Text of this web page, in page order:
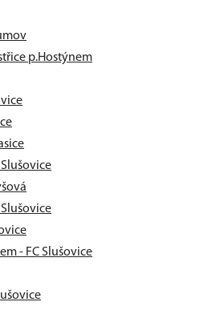
p.Hostýnem
Slušovice
- FC Slušovice